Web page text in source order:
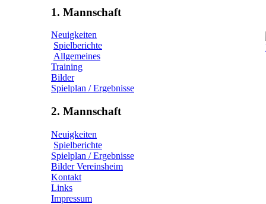
1. Mannschaft
Neuigkeiten
Spielberichte
Allgemeines
Training
Bilder
Spielplan / Ergebnisse
2. Mannschaft
Neuigkeiten
Spielberichte
Spielplan / Ergebnisse
Bilder Vereinsheim
Kontakt
Links
Impressum